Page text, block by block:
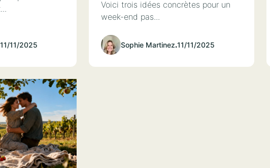
11/11/2025
Voici trois idées concrètes pour un
week-end pas...
Sophie Martinez.11/11/2025